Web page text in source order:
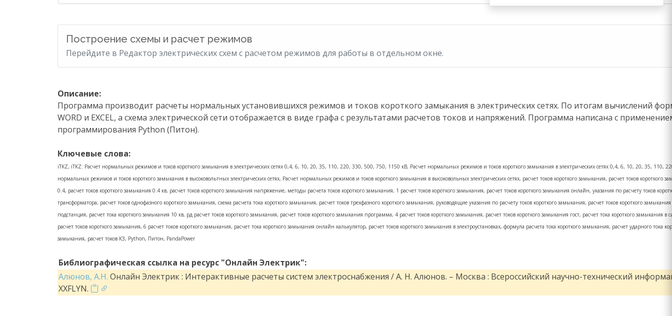
Построение схемы и расчет режимов
Перейдите в Редактор электрических схем с расчетом режимов для работы в отдельном окне.
Описание:
Программа производит расчеты нормальных установившихся режимов и токов короткого замыкания в электрических сетях. По итогам вычислений
WORD и EXCEL, а схема электрической сети отображается в виде графа с результатами расчетов токов и напряжений. Программа написана с
программирования Python (Питон).
Ключевые слова:
iTKZ, iTKZ: Расчет нормальных режимов и токов короткого замыкания в электрических сетях 0,4, 6, 10, 20, 35, 110, 220, 330, 500, 750, 1150 кВ, Расчет нормальных режимов и токов короткого замыкания в электрических сетях 0,4, 6, 10, 20, 35, 110,
нормальных режимов и токов короткого замыкания в высоковольтных электрических сетях, Расчет нормальных режимов и токов короткого замыкания в высоковольных электрических сетях, расчет токов короткого замыкания, расчет токов короткого
0.4, расчет токов короткого замыкания 0.4 кв, расчет токов короткого замыкания напряжение, методы расчета токов короткого замыкания, 1 расчет токов короткого замыкания, расчет токов короткого замыкания онлайн, указания по расчету токов
трансформатора, расчет токов однофазного короткого замыкания, схема расчета тока короткого замыкания, расчет токов трехфазного короткого замыкания, руководящие указания по расчету токов короткого замыкания, расчет токов короткого
подстанция, расчет тока короткого замыкания 10 кв, рд расчет токов короткого замыкания, расчет токов короткого замыкания программа, 4 расчет токов короткого замыкания, расчет токов короткого замыкания гост, расчет тока короткого замыкания
расчет токов короткого замыкания, 6 расчет токов короткого замыкания, расчет тока короткого замыкания онлайн калькулятор, расчет токов короткого замыкания в электроустановках, формула расчета тока короткого замыкания, расчет ударного тока
замыкания, расчет токов КЗ, Python, Питон, PandaPower
Библиографическая ссылка на ресурс "Онлайн Электрик":
Алюнов, А.Н. Онлайн Электрик : Интерактивные расчеты систем электроснабжения / А. Н. Алюнов. – Москва : Всероссийский научно-технический
XXFLYN.